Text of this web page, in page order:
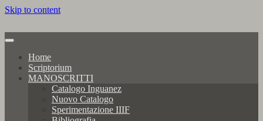
Skip to content
Home
Scriptorium
MANOSCRITTI
Catalogo Inguanez
Nuovo Catalogo
Sperimentazione IIIF